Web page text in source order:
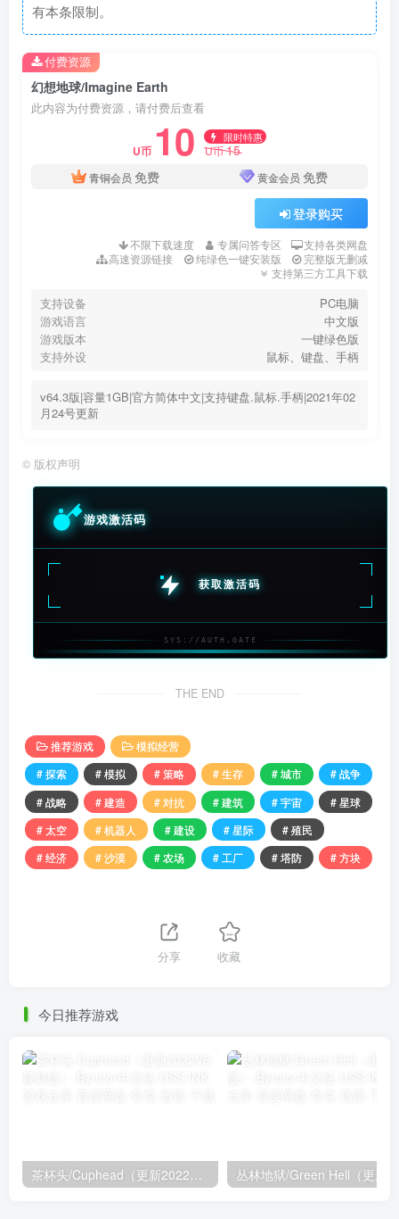
有本条限制。
幻想地球/Imagine Earth
此内容为付费资源，请付费后查看
U币 10 限时特惠
U币15
青铜会员 免费 黄金会员 免费
登录购买
不限下载速度 专属问答专区
支持各类网盘
高速资源链接
纯绿色一键安装版
完整版无删减
支持第三方工具下载
支持设备
PC电脑
游戏语言
中文版
游戏版本
一键绿色版
支持外设
鼠标、键盘、手柄
v64.3版|容量1GB|官方简体中文|支持键盘.鼠标.手柄|2021年02
月24号更新
付费资源
© 版权声明
游戏激活码
获取激活码
SYS://AUTH.GATE
THE END
推荐游戏
模拟经营
# 探索
# 模拟 # 策略 # 生存 # 城市
# 战争
# 战略
# 建造 # 对抗 # 建筑 # 宇宙
# 星球
# 太空
# 机器人 # 建设 # 星际
# 殖民
# 经济
# 沙漠 # 农场 # 工厂 # 塔防 # 方块
分享 收藏
今日推荐游戏
茶杯头/Cuphead（更新2022V6最新版）